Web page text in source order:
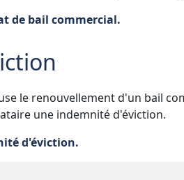
de bail commercial.
le renouvellement d'un bail
une indemnité d'éviction.
d'éviction.